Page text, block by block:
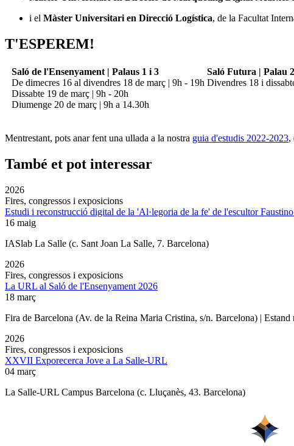
i el Màster Universitari en Direcció Logística, de la Facultat
T'ESPEREM!
Saló de l'Ensenyament | Palaus 1 i 3
De dimecres 16 al divendres 18 de març | 9h - 19h
Dissabte 19 de març | 9h - 20h
Diumenge 20 de març | 9h a 14.30h
Saló Futura | Palau 2
Divendres 18 i
Mentrestant, pots anar fent una ullada a la nostra guia d'estudis 2022-2023,
També et pot interessar
2026
Fires, congressos i exposicions
Estudi i reconstrucció digital de la 'Al·legoria de la fe' de l'escultor
16 maig
IASlab La Salle (c. Sant Joan La Salle, 7. Barcelona)
2026
Fires, congressos i exposicions
La URL al Saló de l'Ensenyament 2026
18 març
Fira de Barcelona (Av. de la Reina Maria Cristina, s/n. Barcelona) | Estand
2026
Fires, congressos i exposicions
XXVII Exporecerca Jove a La Salle-URL
04 març
La Salle-URL Campus Barcelona (c. Lluçanès, 43. Barcelona)